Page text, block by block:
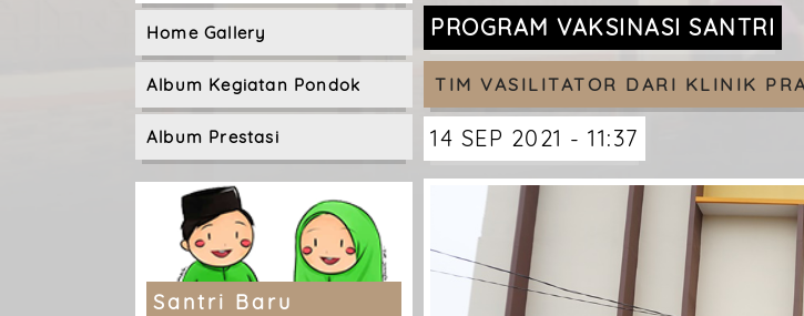
Home Gallery
Album Kegiatan Pondok
Album Prestasi
Santri Baru
PROGRAM VAKSINASI SANTRI
TIM VASILITATOR DARI KLINIK
14 SEP 2021 - 11:37